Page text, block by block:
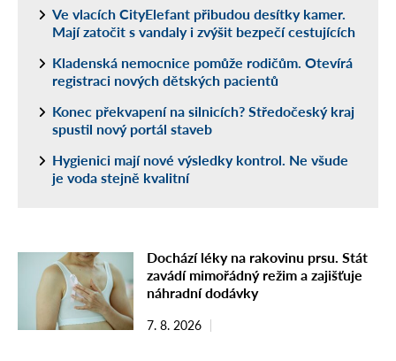
Ve vlacích CityElefant přibudou desítky kamer.
Mají zatočit s vandaly i zvýšit bezpečí cestujících
Kladenská nemocnice pomůže rodičům. Otevírá
registraci nových dětských pacientů
Konec překvapení na silnicích? Středočeský kraj
spustil nový portál staveb
Hygienici mají nové výsledky kontrol. Ne všude
je voda stejně kvalitní
Dochází léky na rakovinu prsu. Stát
zavádí mimořádný režim a zajišťuje
náhradní dodávky
7. 8. 2026